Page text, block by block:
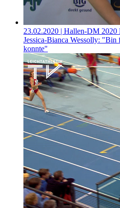
23.02.2020 | Hallen-DM
Jessica-Bianca Wessolly: "Bin
konnte"